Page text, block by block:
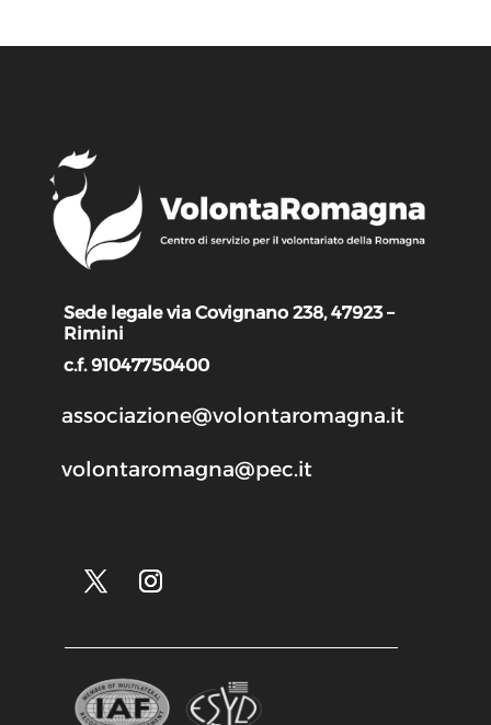
Sede legale via Covignano 238, 47923 –
Rimini
c.f. 91047750400
associazione@volontaromagna.it
volontaromagna@pec.it